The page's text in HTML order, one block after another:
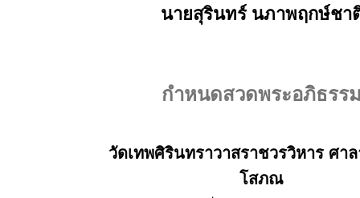
นายสุรินทร์ นภาพฤกษ์ชา
กำหนดสวดพระอภิธรร
วัดเทพศิรินทราวาสราชวรวิหาร ศา
โสภณ